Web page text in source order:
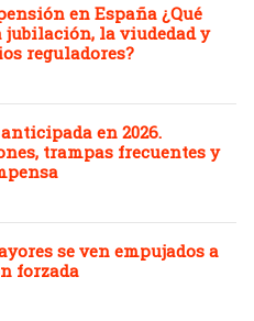
en España ¿Qué
jubilación, la viudedad y
reguladores?
en 2026.
trampas frecuentes y
se ven empujados a
forzada